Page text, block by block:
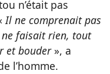
n’était pas
Il ne comprenait pas
faisait rien, tout
et bouder », a
l’homme.